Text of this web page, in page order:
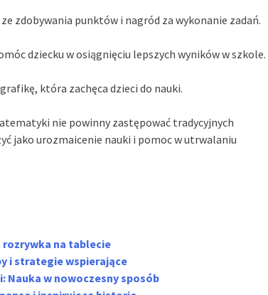
zdobywania punktów i nagród za wykonanie zadań.
dziecku w osiągnięciu lepszych wyników w szkole.
która zachęca dzieci do nauki.
nie powinny zastępować tradycyjnych
jako urozmaicenie nauki i pomoc w utrwalaniu
rozrywka na tablecie
i strategie wspierające
Nauka w nowoczesny sposób